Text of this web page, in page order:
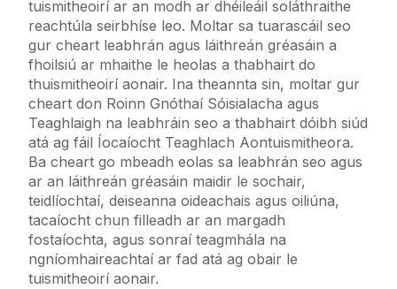
tuismitheoirí ar an modh ar dhéileáil soláthraithe
reachtúla seirbhíse leo. Moltar sa tuarascáil seo
gur cheart leabhrán agus láithreán gréasáin a
fhoilsiú ar mhaithe le heolas a thabhairt do
thuismitheoirí aonair. Ina theannta sin, moltar gur
cheart don Roinn Gnóthaí Sóisialacha agus
Teaghlaigh na leabhráin seo a thabhairt dóibh siúd
atá ag fáil Íocaíocht Teaghlach Aontuismitheora.
Ba cheart go mbeadh eolas sa leabhrán seo agus
ar an láithreán gréasáin maidir le sochair,
teidlíochtaí, deiseanna oideachais agus oiliúna,
tacaíocht chun filleadh ar an margadh
fostaíochta, agus sonraí teagmhála na
ngníomhaireachtaí ar fad atá ag obair le
tuismitheoirí aonair.